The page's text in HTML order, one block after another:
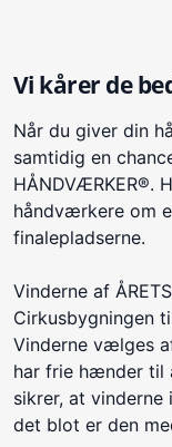
Vi kårer de
Når du giver din
samtidig en
HÅNDVÆRKER®.
håndværkere om
finalepladserne.
Vinderne af
Cirkusbygningen
Vinderne vælges
har frie hænder til
sikrer, at
det blot er den